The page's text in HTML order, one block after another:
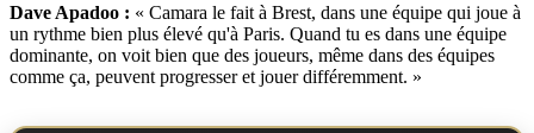
Dave Apadoo : « Camara le fait à Brest, dans une équipe qui joue à
un rythme bien plus élevé qu'à Paris. Quand tu es dans une équipe
dominante, on voit bien que des joueurs, même dans des équipes
comme ça, peuvent progresser et jouer différemment. »